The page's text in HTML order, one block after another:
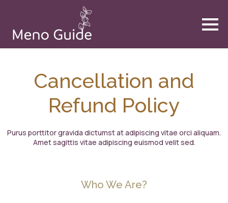
Cancellation and
Refund Policy
Purus porttitor gravida dictumst at adipiscing vitae orci aliquam.
Amet sagittis vitae adipiscing euismod velit sed.
Who We Are?